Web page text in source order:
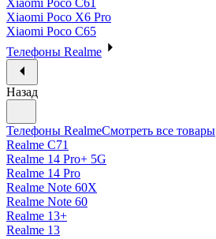
Xiaomi Poco C61
Xiaomi Poco X6 Pro
Xiaomi Poco C65
Телефоны Realme
Назад
Телефоны RealmeСмотреть все товары
Realme C71
Realme 14 Pro+ 5G
Realme 14 Pro
Realme Note 60X
Realme Note 60
Realme 13+
Realme 13